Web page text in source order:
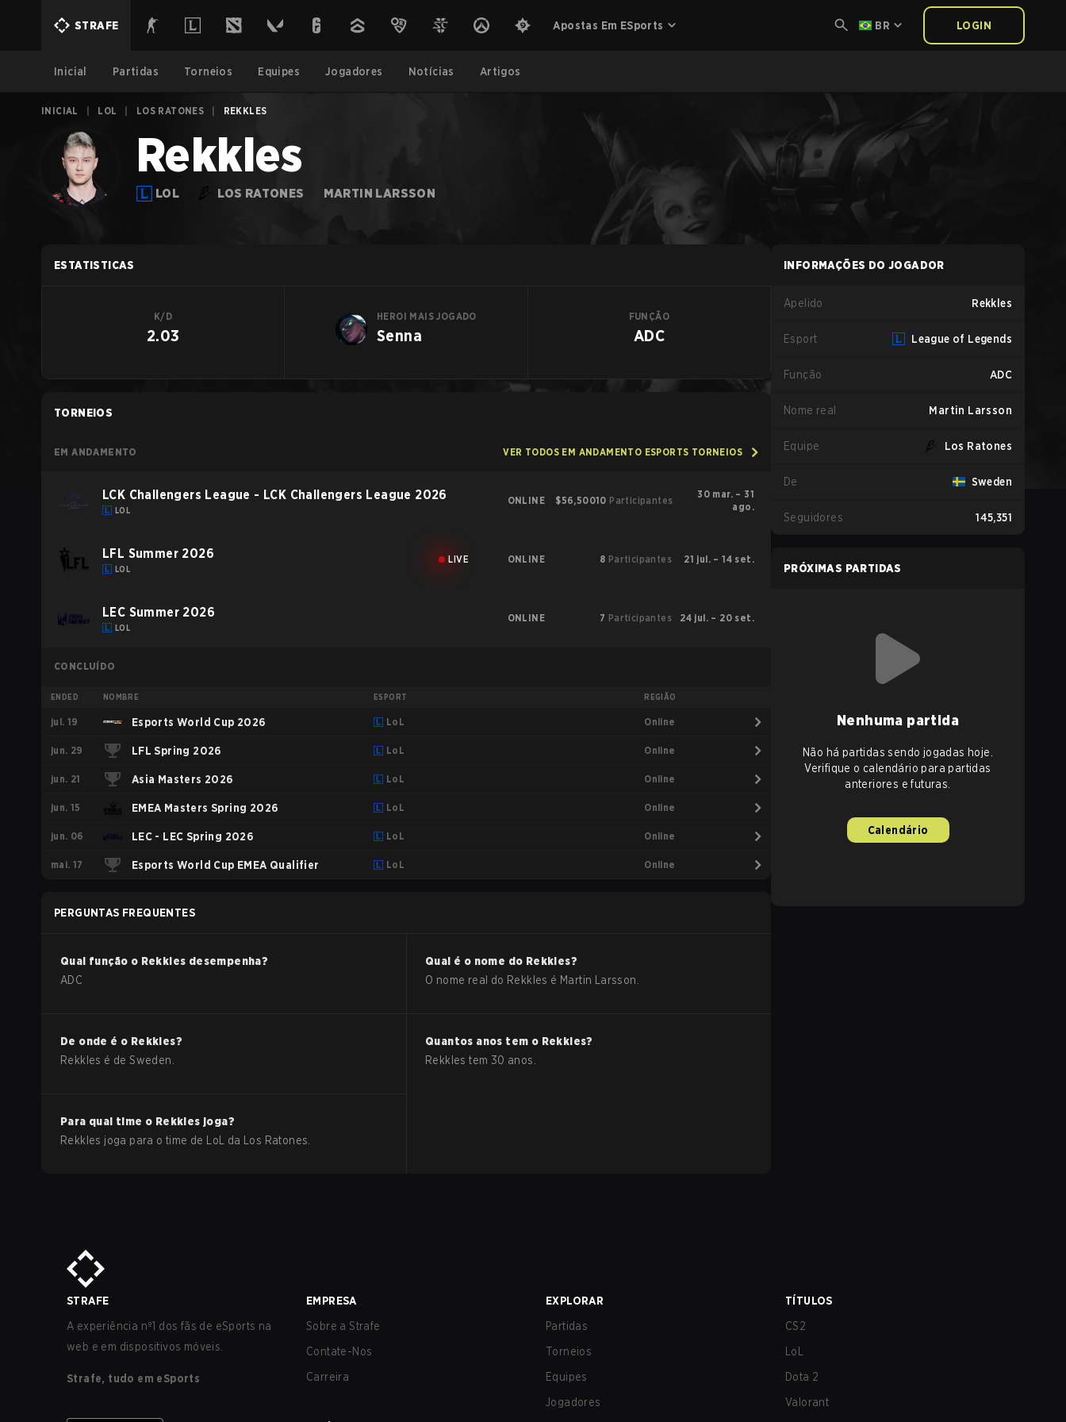
STRAFE Apostas Em ESports BR LOGIN
Inicial Partidas Torneios Equipes Jogadores Notícias Artigos
INICIAL LOL LOS RATONES REKKLES
Rekkles
LOL LOS RATONES MARTIN LARSSON
ESTATISTICAS
K/D
2.03
HEROI MAIS JOGADO
Senna
FUNÇÃO
ADC
TORNEIOS
EM ANDAMENTO VER TODOS EM ANDAMENTO ESPORTS TORNEIOS
LCK Challengers League - LCK Challengers League 2026
LOL
ONLINE $56,50010 Participantes
30 mar. – 31
ago.
LFL Summer 2026
LOL
LIVE ONLINE 8 Participantes 21 jul. – 14 set.
LEC Summer 2026
LOL
ONLINE 7 Participantes 24 jul. – 20 set.
CONCLUÍDO
ENDED NOMBRE ESPORT REGIÃO
jul. 19 Esports World Cup 2026 LoL Online
jun. 29 LFL Spring 2026 LoL Online
jun. 21 Asia Masters 2026 LoL Online
jun. 15 EMEA Masters Spring 2026 LoL Online
jun. 06 LEC - LEC Spring 2026 LoL Online
mai. 17 Esports World Cup EMEA Qualifier LoL Online
PERGUNTAS FREQUENTES
Qual função o Rekkles desempenha?
ADC
Qual é o nome do Rekkles?
O nome real do Rekkles é Martin Larsson
De onde é o Rekkles?
Rekkles é deSweden
Quantos anos tem o Rekkles?
Rekkles tem 30 anos.
Para qual time o Rekkles joga?
Rekkles joga para o time de LoL da Los Ratones
INFORMAÇÕES DO JOGADOR
Apelido Rekkles
Esport League of Legends
Função ADC
Nome real Martin Larsson
Equipe Los Ratones
De Sweden
Seguidores 145,351
PRÓXIMAS PARTIDAS
Nenhuma partida
Não há partidas sendo jogadas hoje.
Verifique o calendário para partidas
anteriores e futuras.
Calendário
STRAFE
A experiência nº1 dos fãs de eSports na
web e em dispositivos móveis.
Strafe, tudo em eSports
EMPRESA
Sobre a Strafe
Contate-Nos
Carreira
EXPLORAR
Partidas
Torneios
Equipes
Jogadores
TÍTULOS
CS2
LoL
Dota 2
Valorant